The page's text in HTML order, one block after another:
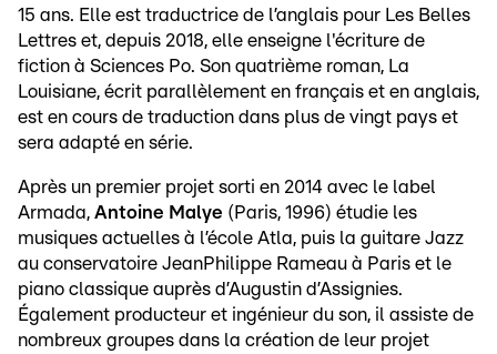
15 ans. Elle est traductrice de l’anglais pour Les Belles
Lettres et, depuis 2018, elle enseigne l'écriture de
fiction à Sciences Po. Son quatrième roman, La
Louisiane, écrit parallèlement en français et en anglais,
est en cours de traduction dans plus de vingt pays et
sera adapté en série.
Après un premier projet sorti en 2014 avec le label
Armada, Antoine Malye (Paris, 1996) étudie les
musiques actuelles à l’école Atla, puis la guitare Jazz
au conservatoire JeanPhilippe Rameau à Paris et le
piano classique auprès d’Augustin d’Assignies.
Également producteur et ingénieur du son, il assiste de
nombreux groupes dans la création de leur projet